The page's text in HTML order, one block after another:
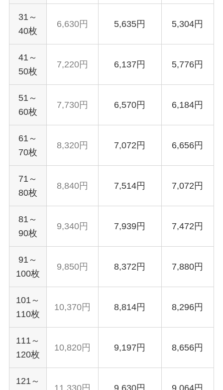
31～
40枚
6,630円 5,635円 5,304円
41～
50枚
7,220円 6,137円 5,776円
51～
60枚
7,730円 6,570円 6,184円
61～
70枚
8,320円 7,072円 6,656円
71～
80枚
8,840円 7,514円 7,072円
81～
90枚
9,340円 7,939円 7,472円
91～
100枚
9,850円 8,372円 7,880円
101～
110枚
10,370円 8,814円 8,296円
111～
120枚
10,820円 9,197円 8,656円
121～
11,330円 9,630円 9,064円